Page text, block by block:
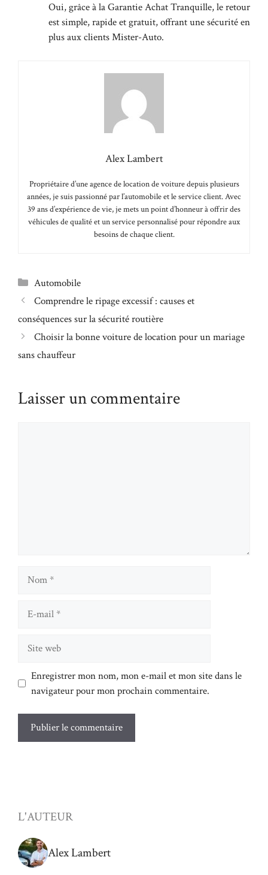
Oui, grâce à la Garantie Achat Tranquille, le retour
est simple, rapide et gratuit, offrant une sécurité en
plus aux clients Mister-Auto.
Alex Lambert
Propriétaire d’une agence de location de voiture depuis plusieurs
années, je suis passionné par l’automobile et le service client. Avec
39 ans d’expérience de vie, je mets un point d’honneur à offrir des
véhicules de qualité et un service personnalisé pour répondre aux
besoins de chaque client.
Catégories
Automobile
Comprendre le ripage excessif : causes et
conséquences sur la sécurité routière
Choisir la bonne voiture de location pour un mariage
sans chauffeur
Laisser un commentaire
mail
web
Enregistrer mon nom, mon e-mail et mon site dans le
navigateur pour mon prochain commentaire.
L'AUTEUR
Alex Lambert